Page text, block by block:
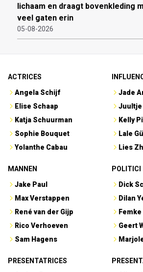
lichaam en draagt bovenkleding
veel gaten erin
05-08-2026
ACTRICES
Angela Schijf
Elise Schaap
Katja Schuurman
Sophie Bouquet
Yolanthe Cabau
Jade
Juultje
Kelly
Lale Gül
Lies
MANNEN
Jake Paul
Max Verstappen
René van der Gijp
Rico Verhoeven
Sam Hagens
POLITICI
Dick
Dilan
Geert
PRESENTATRICES